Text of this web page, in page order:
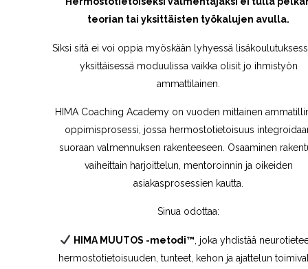
teorian tai yksittäisten työkalujen avulla.
Siksi sitä ei voi oppia myöskään lyhyessä
yksittäisessä moduulissa vaikka olisit jo ihmistyön
ammattilainen.
HIMA Coaching Academy on vuoden mittainen
oppimisprosessi, jossa hermostotietoisuus
suoraan valmennuksen rakenteeseen. Osaaminen
vaiheittain harjoittelun, mentoroinnin ja oikeiden
asiakasprosessien kautta.
Sinua odottaa:
HIMA MUUTOS -metodi™ , joka yhdistää
hermostotietoisuuden, tunteet, kehon ja ajattelun